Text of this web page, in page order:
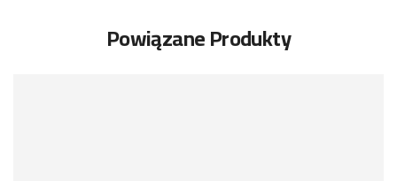
Powiązane Produkty